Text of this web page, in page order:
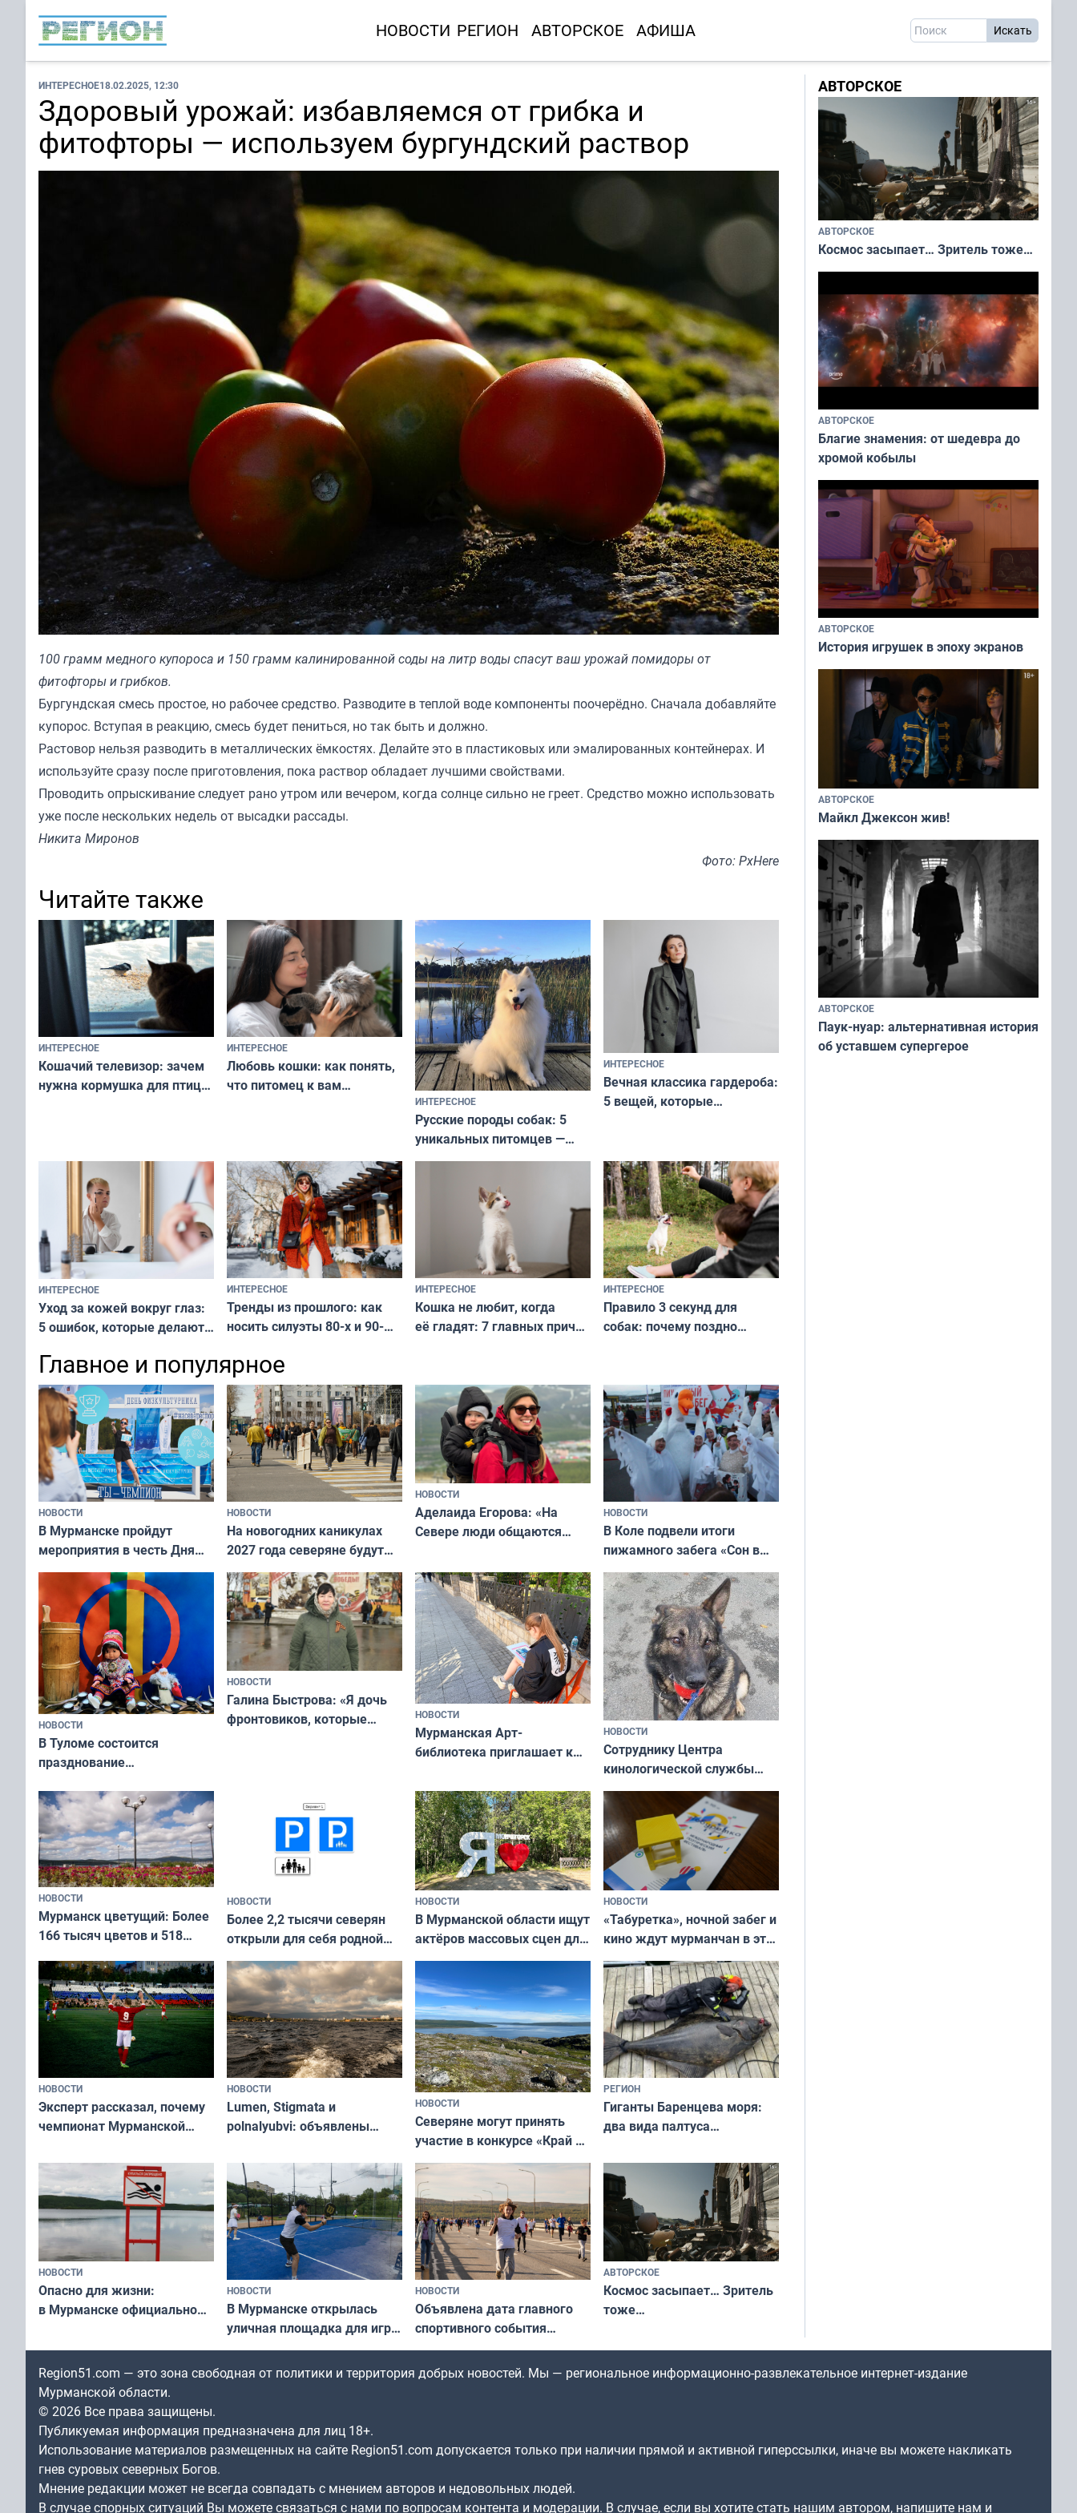
НОВОСТИ РЕГИОН АВТОРСКОЕ АФИША
ИНТЕРЕСНОЕ18.02.2025, 12:30
Здоровый урожай: избавляемся от грибка и
фитофторы — используем бургундский раствор
100 грамм медного купороса и 150 грамм калинированной соды на литр воды спасут ваш урожай помидоры от
фитофторы и грибков.
Бургундская смесь простое, но рабочее средство. Разводите в теплой воде компоненты поочерёдно. Сначала добавляйте
купорос. Вступая в реакцию, смесь будет пениться, но так быть и должно.
Растовор нельзя разводить в металлических ёмкостях. Делайте это в пластиковых или эмалированных контейнерах. И
используйте сразу после приготовления, пока раствор обладает лучшими свойствами.
Проводить опрыскивание следует рано утром или вечером, когда солнце сильно не греет. Средство можно использовать
уже после нескольких недель от высадки рассады.
Никита Миронов
Фото: PxHere
Читайте также
ИНТЕРЕСНОЕ
Кошачий телевизор: зачем
нужна кормушка для птиц
ИНТЕРЕСНОЕ
Любовь кошки: как понять,
что питомец к вам
ИНТЕРЕСНОЕ
Русские породы собак: 5
уникальных питомцев —
национальные сокровища
и характером
ИНТЕРЕСНОЕ
Вечная классика гардероба:
5 вещей, которые
и актуально в любой сезон
ИНТЕРЕСНОЕ
Уход за кожей вокруг глаз:
5 ошибок, которые делают
и вернуть свежий взгляд
без дорогих средств
ИНТЕРЕСНОЕ
Тренды из прошлого: как
носить силуэты 80-х и 90-
современно и стильно без
переплат
ИНТЕРЕСНОЕ
Кошка не любит, когда
её гладят: 7 главных причин
независимому питомцу
ИНТЕРЕСНОЕ
Правило 3 секунд для
собак: почему поздно
питомцу всё сразу и без
криков
Главное и популярное
НОВОСТИ
В Мурманске пройдут
мероприятия в честь Дня
физкультурника
НОВОСТИ
На новогодних каникулах
2027 года северяне будут
отдыхать 11 дней
НОВОСТИ
Аделаида Егорова: «На
Севере люди общаются
а потому что
ты им интересен»
НОВОСТИ
В Коле подвели итоги
пижамного забега «Сон в
Олимпийскую ночь»
НОВОСТИ
В Туломе состоится
празднование
коренных народов мира
НОВОСТИ
Галина Быстрова: «Я дочь
фронтовиков, которые
НОВОСТИ
Мурманская Арт-
библиотека приглашает к
и фотографов
НОВОСТИ
Сотруднику Центра
кинологической службы
ищут новый дом
НОВОСТИ
Мурманск цветущий: Более
166 тысяч цветов и 518
НОВОСТИ
Более 2,2 тысячи северян
открыли для себя родной
край в рамках проекта
«Туризм для своих»
НОВОСТИ
В Мурманской области ищут
актёров массовых сцен для
съёмок в
короткометражном фильме
НОВОСТИ
«Табуретка», ночной забег и
кино ждут мурманчан в эти
выходные
НОВОСТИ
Эксперт рассказал, почему
чемпионат Мурманской
незамеченным
НОВОСТИ
Lumen, Stigmata и
polnalyubvi: объявлены
«Имандра» в 2026 года
НОВОСТИ
Северяне могут принять
участие в конкурсе «Край у
северной границы: фотогид
по Печенгскому округу»
РЕГИОН
Гиганты Баренцева моря:
два вида палтуса
НОВОСТИ
Опасно для жизни:
в Мурманске официально
в городских водоёмах
НОВОСТИ
В Мурманске открылась
уличная площадка для игры
в падел
НОВОСТИ
Объявлена дата главного
спортивного события
Заполярья: как зарождался
фестиваль «Гольфстрим»
АВТОРСКОЕ
Космос засыпает… Зритель
тоже…
АВТОРСКОЕ
АВТОРСКОЕ
Космос засыпает… Зритель тоже…
АВТОРСКОЕ
Благие знамения: от шедевра до
хромой кобылы
АВТОРСКОЕ
История игрушек в эпоху экранов
АВТОРСКОЕ
Майкл Джексон жив!
АВТОРСКОЕ
Паук-нуар: альтернативная история
об уставшем супергерое
Region51.com — это зона свободная от политики и территория добрых новостей. Мы — региональное информационно-развлекательное интернет-издание
Мурманской области.
© 2026 Все права защищены.
Публикуемая информация предназначена для лиц 18+.
Использование материалов размещенных на сайте Region51.com допускается только при наличии прямой и активной гиперссылки, иначе вы можете накликать
гнев суровых северных Богов.
Мнение редакции может не всегда совпадать с мнением авторов и недовольных людей.
В случае спорных ситуаций Вы можете связаться с нами по вопросам контента и модерации. В случае, если вы хотите стать нашим автором, напишите нам и